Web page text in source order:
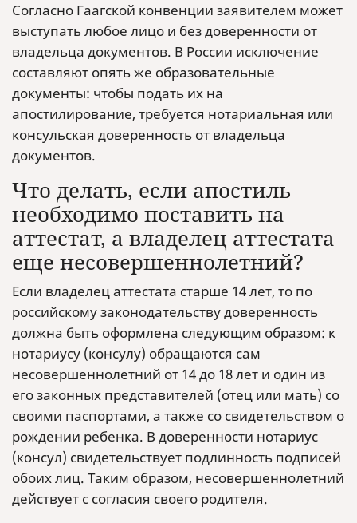
Согласно Гаагской конвенции заявителем может
выступать любое лицо и без доверенности от
владельца документов. В России исключение
составляют опять же образовательные
документы: чтобы подать их на
апостилирование, требуется нотариальная или
консульская доверенность от владельца
документов.
Что делать, если апостиль
необходимо поставить на
аттестат, а владелец аттестата
еще несовершеннолетний?
Если владелец аттестата старше 14 лет, то по
российскому законодательству доверенность
должна быть оформлена следующим образом: к
нотариусу (консулу) обращаются сам
несовершеннолетний от 14 до 18 лет и один из
его законных представителей (отец или мать) со
своими паспортами, а также со свидетельством о
рождении ребенка. В доверенности нотариус
(консул) свидетельствует подлинность подписей
обоих лиц. Таким образом, несовершеннолетний
действует с согласия своего родителя.